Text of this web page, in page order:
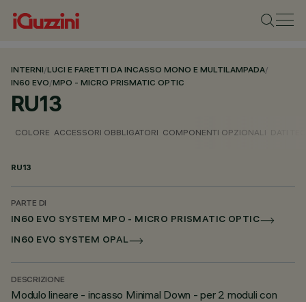
INTERNI/LUCI E FARETTI DA INCASSO MONO E MULTILAMPADA/
IN60 EVO/MPO - MICRO PRISMATIC OPTIC
RU13
COLORE ACCESSORI OBBLIGATORI COMPONENTI OPZIONALI
RU13
PARTE DI
IN60 EVO SYSTEM MPO - MICRO PRISMATIC OPTIC
IN60 EVO SYSTEM OPAL
DESCRIZIONE
Modulo lineare - incasso Minimal Down - per 2 moduli con